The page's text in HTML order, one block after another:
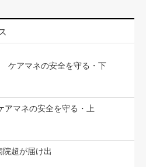
ケアマネの安全を守る・下
マネの安全を守る・上
超が届け出